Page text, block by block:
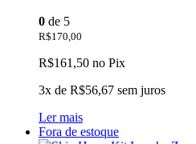
0 de 5
R$170,00
R$161,50 no Pix
3x de R$56,67 sem juros
Ler mais
Fora de estoque